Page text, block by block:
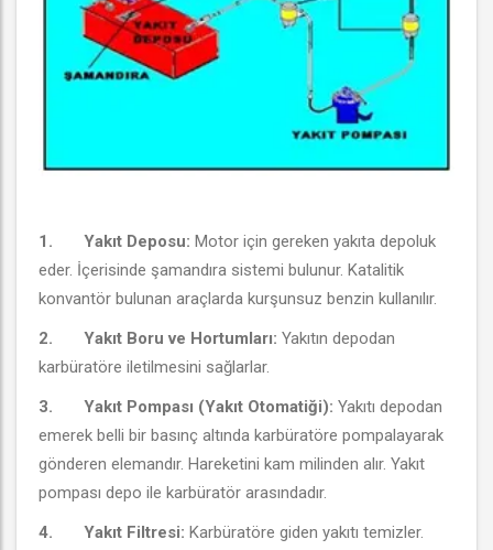
1. Yakıt Deposu: Motor için gereken yakıta depoluk
eder. İçerisinde şamandıra sistemi bulunur. Katalitik
konvantör bulunan araçlarda kurşunsuz benzin kullanılır.
2. Yakıt Boru ve Hortumları: Yakıtın depodan
karbüratöre iletilmesini sağlarlar.
3.
Yakıt Pompası (Yakıt Otomatiği): Yakıtı depodan
emerek belli bir basınç altında karbüratöre pompalayarak
gönderen elemandır. Hareketini kam milinden alır. Yakıt
pompası depo ile karbüratör arasındadır.
4.
Yakıt Filtresi: Karbüratöre giden yakıtı temizler.